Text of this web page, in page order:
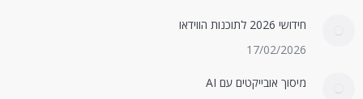
חידושי 2026 לתוכנות הווידאו
17/02/2026
מיסוך אובייקטים עם AI